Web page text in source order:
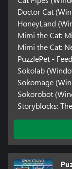
Doctor Cat
HoneyLand
Mimi the Cat:
Mimi the Cat:
PuzzlePet -
Sokolab
Sokomage
Sokorobot
Storyblocks: